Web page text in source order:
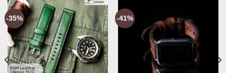
-35% -41%